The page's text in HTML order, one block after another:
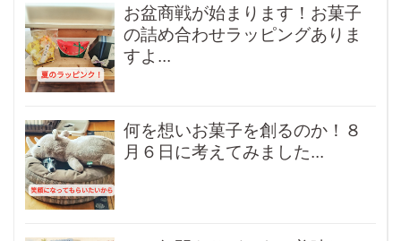
お盆商戦が始まります！お菓子
の詰め合わせラッピングありま
すよ...
何を想いお菓子を創るのか！８
月６日に考えてみました...